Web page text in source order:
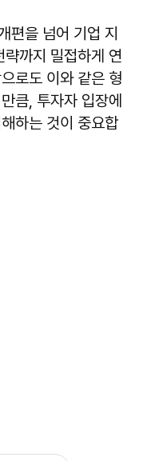
편을 넘어 기업 지
까지 밀접하게 연
로도 이와 같은 형
큼, 투자자 입장에
하는 것이 중요합